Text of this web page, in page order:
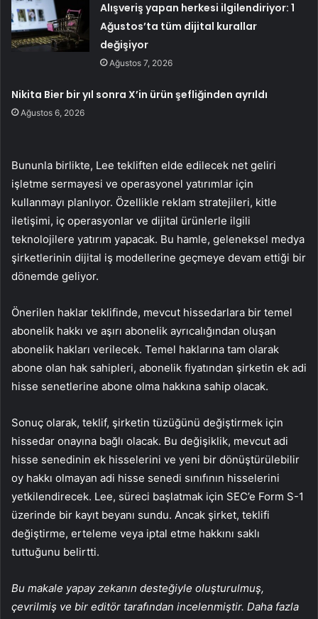
Alışveriş yapan herkesi ilgilendiriyor: 1
Ağustos’ta tüm dijital kurallar
değişiyor
Ağustos 7, 2026
Nikita Bier bir yıl sonra X’in ürün şefliğinden ayrıldı
Ağustos 6, 2026
Bununla birlikte, Lee tekliften elde edilecek net geliri
işletme sermayesi ve operasyonel yatırımlar için
kullanmayı planlıyor. Özellikle reklam stratejileri, kitle
iletişimi, iç operasyonlar ve dijital ürünlerle ilgili
teknolojilere yatırım yapacak. Bu hamle, geleneksel medya
şirketlerinin dijital iş modellerine geçmeye devam ettiği bir
dönemde geliyor.
Önerilen haklar teklifinde, mevcut hissedarlara bir temel
abonelik hakkı ve aşırı abonelik ayrıcalığından oluşan
abonelik hakları verilecek. Temel haklarına tam olarak
abone olan hak sahipleri, abonelik fiyatından şirketin ek adi
hisse senetlerine abone olma hakkına sahip olacak.
Sonuç olarak, teklif, şirketin tüzüğünü değiştirmek için
hissedar onayına bağlı olacak. Bu değişiklik, mevcut adi
hisse senedinin ek hisselerini ve yeni bir dönüştürülebilir
oy hakkı olmayan adi hisse senedi sınıfının hisselerini
yetkilendirecek. Lee, süreci başlatmak için SEC’e Form S-1
üzerinde bir kayıt beyanı sundu. Ancak şirket, teklifi
değiştirme, erteleme veya iptal etme hakkını saklı
tuttuğunu belirtti.
Bu makale yapay zekanın desteğiyle oluşturulmuş,
çevrilmiş ve bir editör tarafından incelenmiştir. Daha fazla